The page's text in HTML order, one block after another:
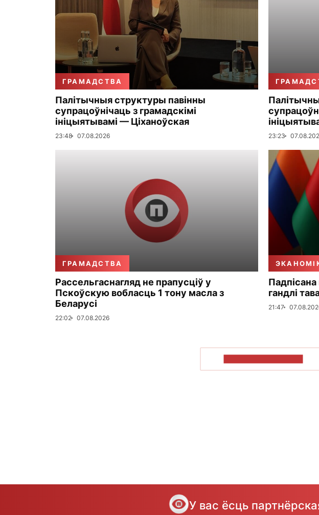
ГРАМАДСТВА
Палітычныя структуры павінны
супрацоўнічаць з грамадскімі
ініцыятывамі — Ціханоўская
23:48 07.08.2026 23:23
ГРАМАДСТВА
Рассельгаснагляд не прапусціў у
Пскоўскую вобласць 1 тону масла з
Беларусі
22:02 07.08.2026
гандлі
21:47
У вас ёсць